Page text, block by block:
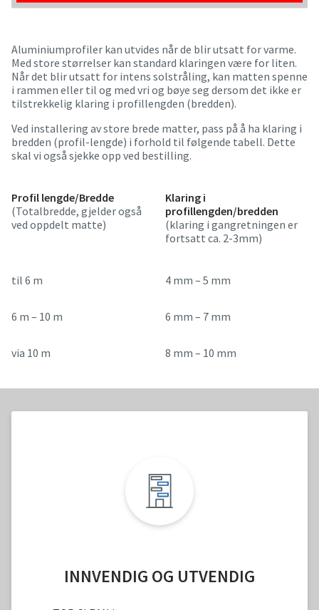
Aluminiumprofiler kan utvides når de blir utsatt for varme.
Med store størrelser kan standard klaringen være for liten.
Når det blir utsatt for intens solstråling, kan matten spenne
i rammen eller til og med vri og bøye seg dersom det ikke er
tilstrekkelig klaring i profillengden (bredden).
Ved installering av store brede matter, pass på å ha klaring i
bredden (profil-lengde) i forhold til følgende tabell. Dette
skal vi også sjekke opp ved bestilling.
Profil lengde/Bredde
(Totalbredde, gjelder også
ved oppdelt matte)
Klaring i
profillengden/bredden
(klaring i gangretningen er
fortsatt ca. 2-3mm)
til 6 m 4 mm – 5 mm
6 m – 10 m 6 mm – 7 mm
via 10 m 8 mm – 10 mm
INNVENDIG OG UTVENDIG